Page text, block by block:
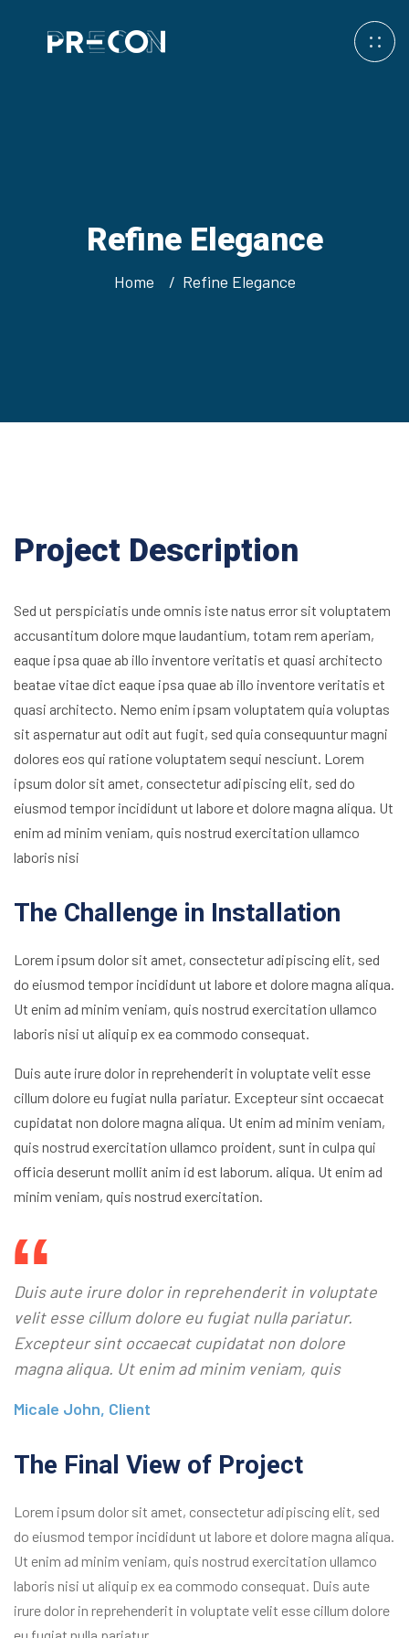
Refine Elegance
Home Refine Elegance
Project Description
Sed ut perspiciatis unde omnis iste natus error sit voluptatem
accusantitum dolore mque laudantium, totam rem aperiam,
eaque ipsa quae ab illo inventore veritatis et quasi architecto
beatae vitae dict eaque ipsa quae ab illo inventore veritatis et
quasi architecto. Nemo enim ipsam voluptatem quia voluptas
sit aspernatur aut odit aut fugit, sed quia consequuntur magni
dolores eos qui ratione voluptatem sequi nesciunt. Lorem
ipsum dolor sit amet, consectetur adipiscing elit, sed do
eiusmod tempor incididunt ut labore et dolore magna aliqua. Ut
enim ad minim veniam, quis nostrud exercitation ullamco
laboris nisi
The Challenge in Installation
Lorem ipsum dolor sit amet, consectetur adipiscing elit, sed
do eiusmod tempor incididunt ut labore et dolore magna aliqua.
Ut enim ad minim veniam, quis nostrud exercitation ullamco
laboris nisi ut aliquip ex ea commodo consequat.
Duis aute irure dolor in reprehenderit in voluptate velit esse
cillum dolore eu fugiat nulla pariatur. Excepteur sint occaecat
cupidatat non dolore magna aliqua. Ut enim ad minim veniam,
quis nostrud exercitation ullamco proident, sunt in culpa qui
officia deserunt mollit anim id est laborum. aliqua. Ut enim ad
minim veniam, quis nostrud exercitation.
Duis aute irure dolor in reprehenderit in voluptate
velit esse cillum dolore eu fugiat nulla pariatur.
Excepteur sint occaecat cupidatat non dolore
magna aliqua. Ut enim ad minim veniam, quis
Micale John, Client
The Final View of Project
Lorem ipsum dolor sit amet, consectetur adipiscing elit, sed
do eiusmod tempor incididunt ut labore et dolore magna aliqua.
Ut enim ad minim veniam, quis nostrud exercitation ullamco
laboris nisi ut aliquip ex ea commodo consequat. Duis aute
irure dolor in reprehenderit in voluptate velit esse cillum dolore